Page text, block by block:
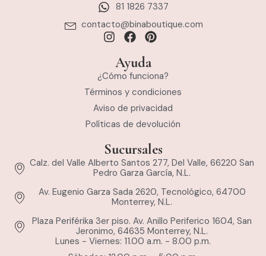
81 1826 7337
contacto@binaboutique.com
Ayuda
¿Cómo funciona?
Términos y condiciones
Aviso de privacidad
Políticas de devolución
Sucursales
Calz. del Valle Alberto Santos 277, Del Valle, 66220 San
Pedro Garza García, N.L.
Av. Eugenio Garza Sada 2620, Tecnológico, 64700
Monterrey, N.L.
Plaza Periférika 3er piso. Av. Anillo Periferico 1604, San
Jeronimo, 64635 Monterrey, N.L.
Lunes - Viernes: 11.00 a.m. - 8.00 p.m.